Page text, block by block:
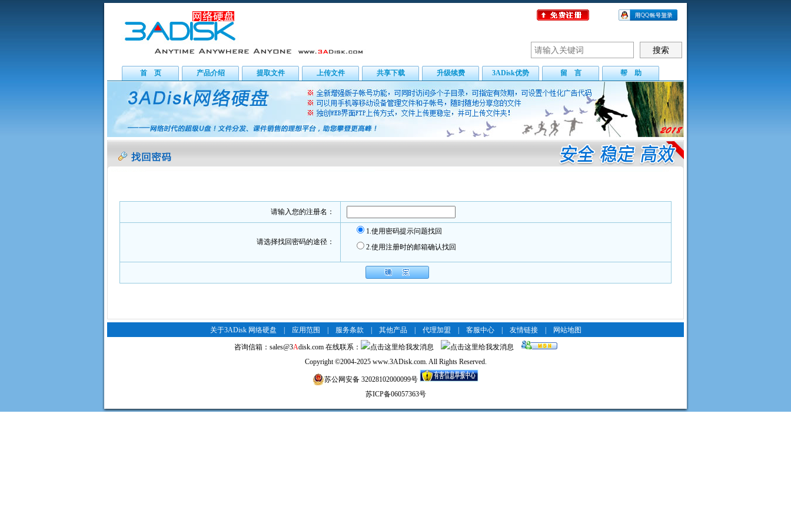
首 页 产品介绍 提取文件 上传文件 共享下载 升级续费 3ADisk优势 留 言 帮 助
请输入您的注册名：
请选择找回密码的途径：
1.使用密码提示问题找回
2.使用注册时的邮箱确认找回
关于3ADisk 网络硬盘 应用范围 服务条款 其他产品| 代理加盟 客服中心| 友情链接| 网站地图
咨询信箱： sales@3Adisk.com在线联系：
Copyright©2004-2025 www.3ADisk.com. All Rights Reserved.
苏公网安备 32028102000099号
苏ICP备06057363号